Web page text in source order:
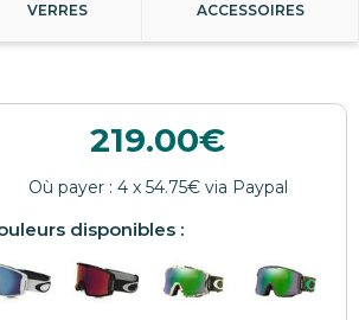
VERRES ACCESSOIRES
219.00